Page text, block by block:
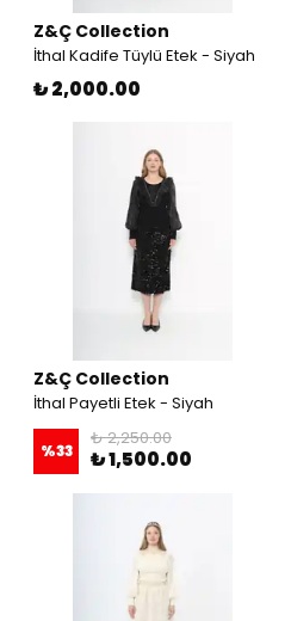
Z&Ç Collection
İthal Kadife Tüylü Etek - Siyah
₺ 2,000.00
Z&Ç Collection
İthal Payetli Etek - Siyah
%33
₺ 2,250.00
₺ 1,500.00